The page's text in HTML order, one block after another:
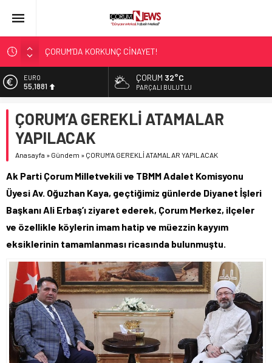
ÇORUM’DA KORKUNÇ CİNAYET!
ASLAN, CUMHURBAŞKANI BAŞDANIŞMANI OLDU
SIR PERDESİ ÇÖZÜLDÜ!
ÇATIDAN DÜŞTÜ!
EURO
55,1881
6.660,55
BİST
13.779,39
47,7111
ÇORUM 32°C
PARÇALI BULUTLU
ÇORUM’A GEREKLİ ATAMALAR
YAPILACAK
Anasayfa » Gündem » ÇORUM’A GEREKLİ ATAMALAR YAPILACAK
Ak Parti Çorum Milletvekili ve TBMM Adalet Komisyonu
Üyesi Av. Oğuzhan Kaya, geçtiğimiz günlerde Diyanet İşleri
Başkanı Ali Erbaş’ı ziyaret ederek, Çorum Merkez, ilçeler
ve özellikle köylerin imam hatip ve müezzin kayyım
eksiklerinin tamamlanması ricasında bulunmuştu.